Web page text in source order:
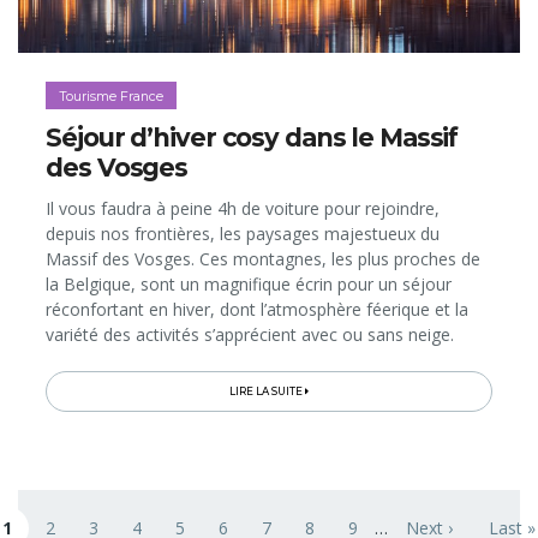
Tourisme France
Séjour d’hiver cosy dans le Massif
des Vosges
Il vous faudra à peine 4h de voiture pour rejoindre,
depuis nos frontières, les paysages majestueux du
Massif des Vosges. Ces montagnes, les plus proches de
la Belgique, sont un magnifique écrin pour un séjour
réconfortant en hiver, dont l’atmosphère féerique et la
variété des activités s’apprécient avec ou sans neige.
propose...
LIRE LA SUITE
1 2 3 4 5 6 7 8 9 … Next › Last »